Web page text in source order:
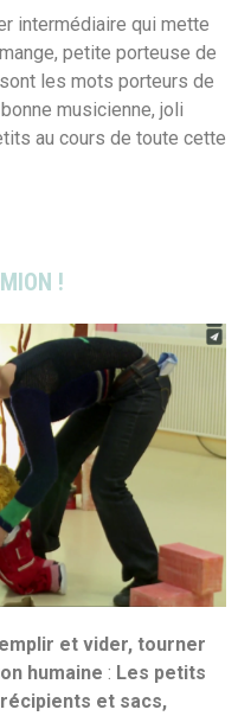
intermédiaire qui mette
petite porteuse de
les mots porteurs de
musicienne, joli
au cours de toute cette
!
et vider, tourner
humaine : Les petits
et sacs,